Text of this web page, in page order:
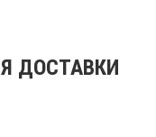
ДОСТАВКИ